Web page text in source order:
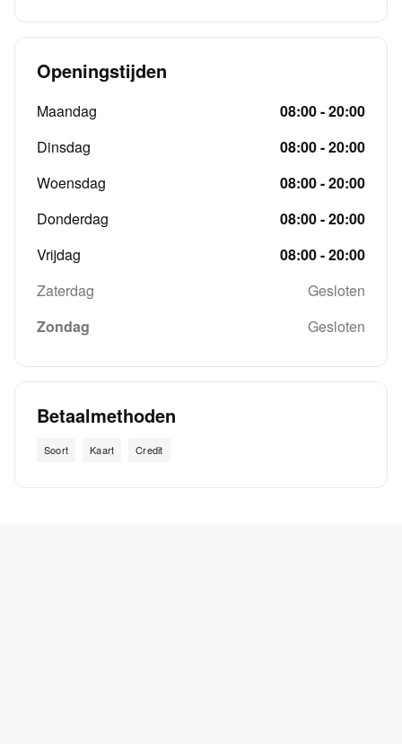
Openingstijden
Maandag
08:00 - 20:00
Dinsdag
08:00 - 20:00
Woensdag
08:00 - 20:00
Donderdag
08:00 - 20:00
Vrijdag
08:00 - 20:00
Zaterdag
Gesloten
Zondag
Gesloten
Betaalmethoden
Soort Kaart Credit